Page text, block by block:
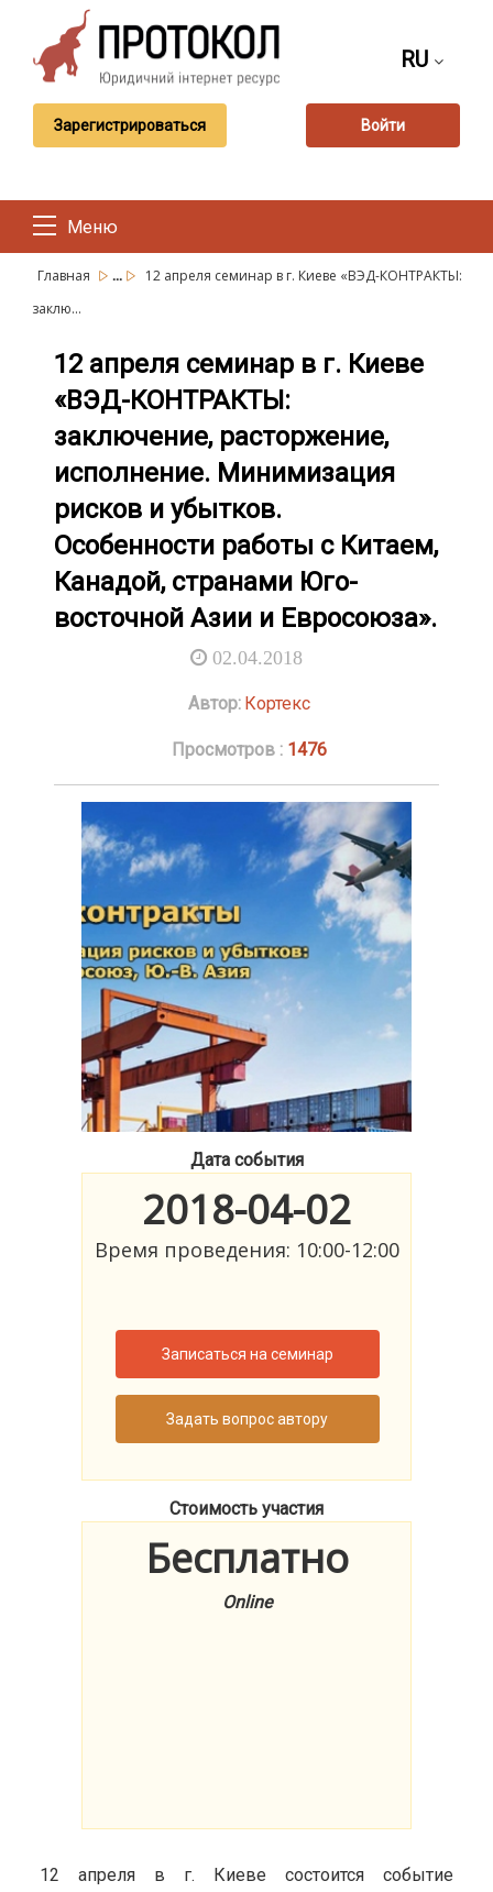
RU
Зарегистрироваться Войти
Меню
Главная ...
12 апреля семинар в г. Киеве «ВЭД-КОНТРАКТЫ:
заклю...
12 апреля семинар в г. Киеве
«ВЭД-КОНТРАКТЫ:
заключение, расторжение,
исполнение. Минимизация
рисков и убытков.
Особенности работы с Китаем,
Канадой, странами Юго-
восточной Азии и Евросоюза».
02.04.2018
Автор: Кортекс
Просмотров : 1476
Дата события
2018-04-02
Время проведения: 10:00-12:00
Записаться на семинар
Задать вопрос автору
Стоимость участия
Бесплатно
Online
12 апреля в г. Киеве состоится событие